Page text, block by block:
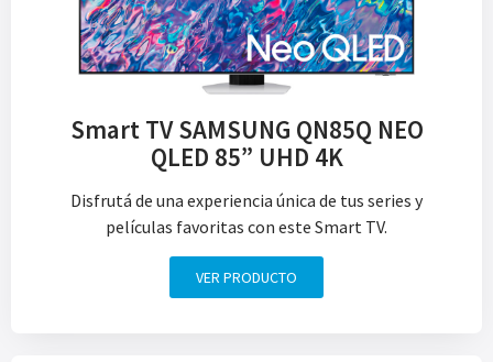
Smart TV SAMSUNG QN85Q NEO
QLED 85” UHD 4K
Disfrutá de una experiencia única de tus series y
películas favoritas con este Smart TV.
VER PRODUCTO